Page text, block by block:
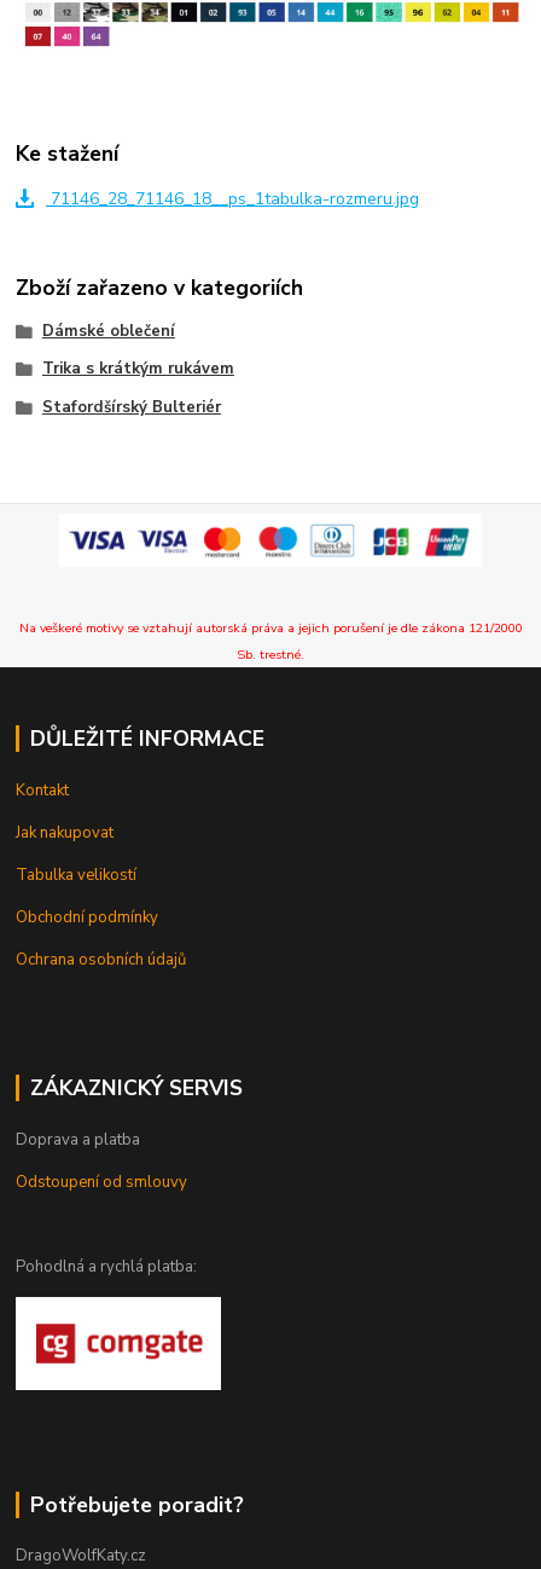
Ke stažení
71146_28_71146_18__ps_1tabulka-rozmeru.jpg
Zboží zařazeno v kategoriích
Dámské oblečení
Trika s krátkým rukávem
Stafordšírský Bulteriér
Na veškeré motivy se vztahují autorská práva a jejich porušení je dle zákona 121/2000
Sb. trestné.
DŮLEŽITÉ INFORMACE
Kontakt
Jak nakupovat
Tabulka velikostí
Obchodní podmínky
Ochrana osobních údajů
ZÁKAZNICKÝ SERVIS
Doprava a platba
Odstoupení od smlouvy
Pohodlná a rychlá platba:
Potřebujete poradit?
DragoWolfKaty.cz